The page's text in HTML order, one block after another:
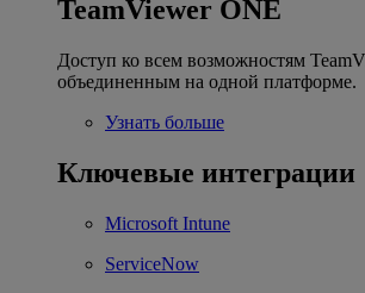
TeamViewer ONE
Доступ ко всем возможностям
объединенным на одной платформе.
Узнать больше
Ключевые интеграции
Microsoft Intune
ServiceNow